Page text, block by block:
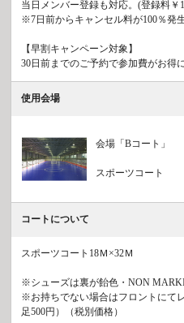
当日メンバー登録も対応。(登録料￥
※7日前からキャンセル料が100％発生
【早割キャンペーン対象】
30日前までのご予約で参加費がお得
使用会場
会場「Bコート」
スポーツコート
コートについて
スポーツコート18Ｍ×32Ｍ
※シューズは裏が飴色・NON
※お持ちでない場合はフロントにて
足500円）（税別価格）